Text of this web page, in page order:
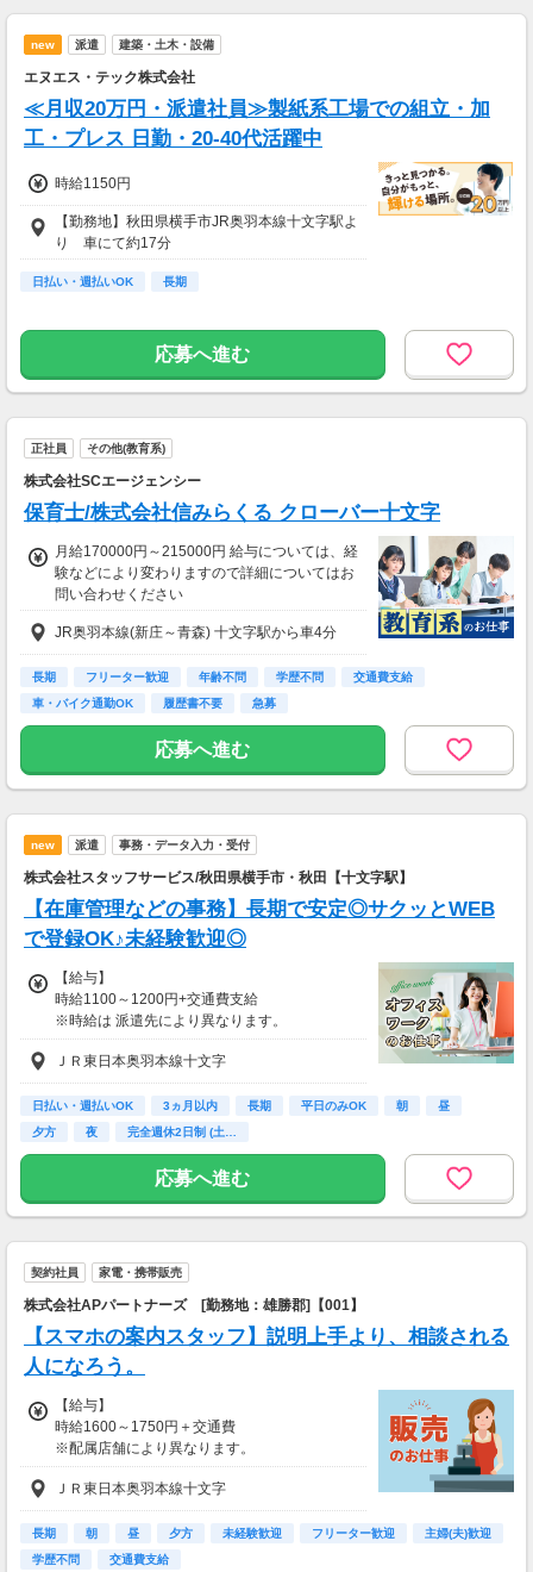
new 派遣 建築・土木・設備
エヌエス・テック株式会社
≪月収20万円・派遣社員≫製紙系工場での組立・加
工・プレス 日勤・20-40代活躍中
時給1150円
【勤務地】秋田県横手市JR奥羽本線十文字駅よ
り 車にて約17分
日払い・週払いOK 長期
応募へ進む
正社員 その他(教育系)
株式会社SCエージェンシー
保育士/株式会社信みらくる クローバー十文字
月給170000円～215000円 給与については、経
験などにより変わりますので詳細についてはお
問い合わせください
JR奥羽本線(新庄～青森) 十文字駅から車4分
長期 フリーター歓迎 年齢不問 学歴不問
交通費支給
車・バイク通勤OK
履歴書不要 急募
応募へ進む
new 派遣 事務・データ入力・受付
株式会社スタッフサービス/秋田県横手市・秋田【十文字駅】
【在庫管理などの事務】長期で安定◎サクッとWEB
で登録OK♪未経験歓迎◎
【給与】
時給1100～1200円+交通費支給
※時給は 派遣先により異なります。
◇◆ 月収例 ◆◇
・時給1100円×8ｈ×20日間＝月17万6000円
「月○円稼ぎたい！」そんな私の希望を、
紹介してくれました！
働き方・収入・大事なことを実際の面接前に聞
けるのって心強い♪
日払い
月払い給与の前払いが可能な福利厚生サービス
速払いサービス(日払いサービス)も導入してい
ます。
18時までの申請で...
＼ 申請当日に給与振り込み！ ／
（18時以降の申請は翌9時までに振込となりま
す）
※承認済の勤怠実績に応じて申請が可能です。
※その他規定あり（詳細は登録後にマイページ
よりご確認ください）
ＪＲ東日本奥羽本線十文字
日払い・週払いOK 3ヵ月以内 長期 平日のみOK 朝
昼
夕方
夜 完全週休2日制 (土…
応募へ進む
契約社員 家電・携帯販売
株式会社APパートナーズ [勤務地：雄勝郡]【001】
【スマホの案内スタッフ】説明上手より、相談される
人になろう。
【給与】
時給1600～1750円＋交通費
※配属店舗により異なります。
※スキル・経験に応じて給与を決定いたします
≪ 各種手当 ≫
◆時間外手当(実績分全額支給)
◆賞与(年2回)+決算賞与(業績による)
ＪＲ東日本奥羽本線十文字
長期 朝 昼 夕方 未経験歓迎 フリーター歓迎
主婦(夫)歓迎
学歴不問
交通費支給